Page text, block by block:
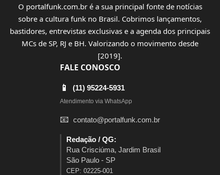
O portalfunk.com.br é a sua principal fonte de notícias
sobre a cultura funk no Brasil. Cobrimos lançamentos,
bastidores, entrevistas exclusivas e a agenda dos principais
MCs de SP, RJ e BH. Valorizando o movimento desde
[2019].
FALE CONOSCO
📱 (11) 95224-5931
Atendimento via WhatsApp
📧 contato@portalfunk.com.br
Redação / QG:
Rua Crisciúma, Jardim Brasil
São Paulo - SP
CEP: 02225-001